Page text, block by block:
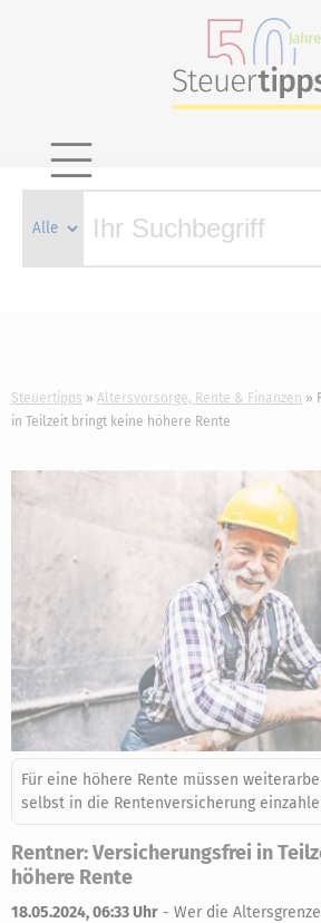
Steuertipps Altersvorsorge, Rente & Finanzen
in Teilzeit bringt keine höhere Rente
Für eine höhere Rente müssen
selbst in die Rentenversicherung
Rentner: Versicherungsfrei in
höhere Rente
18.05.2024, 06:33 Uhr - Wer die